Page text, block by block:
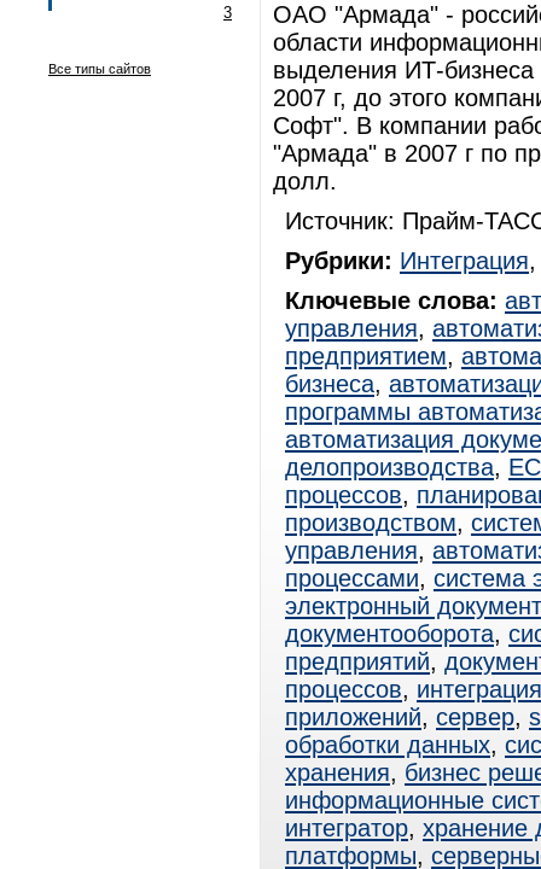
3
Все типы сайтов
ОАО "Армада" -
области
выделения ИТ-бизнеса
2007 г, до этого
Софт". В компании
"Армада" в 2007 г по
долл.
Источник: Прайм-
Рубрики: Интеграция
Ключевые слова:
управления,
предприятием,
бизнеса,
программы
автоматизация
делопроизводства,
процессов,
производством,
управления,
процессами, система
электронный
документооборота,
предприятий,
процессов, интеграция
приложений, сервер,
обработки данных,
хранения, бизнес
информационные
интегратор, хранение
платформы,